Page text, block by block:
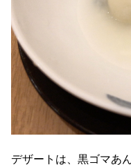
デザートは、黒ゴマあ